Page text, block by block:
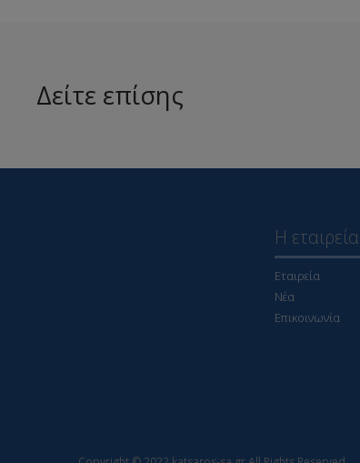
Δείτε επίσης
Η εταιρεία
Εταιρεία
Νέα
Επικοινωνία